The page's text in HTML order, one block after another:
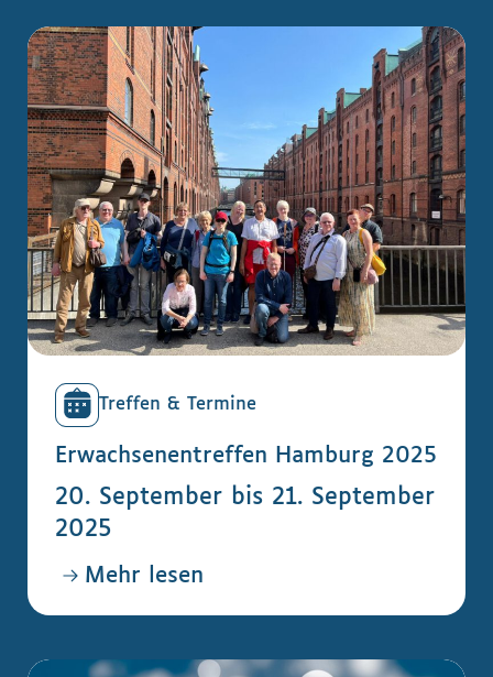
Treffen & Termine
Erwachsenentreffen Hamburg 2025
20. September bis 21. September
2025
Mehr lesen